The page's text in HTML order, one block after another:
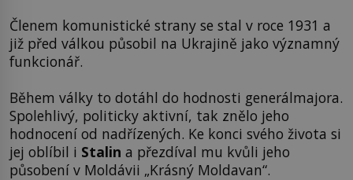
Členem komunistické strany se stal v roce 1931 a
již před válkou působil na Ukrajině jako významný
funkcionář.
Během války to dotáhl do hodnosti generálmajora.
Spolehlivý, politicky aktivní, tak znělo jeho
hodnocení od nadřízených. Ke konci svého života si
jej oblíbil i Stalin a přezdíval mu kvůli jeho
působení v Moldávii „Krásný Moldavan“.